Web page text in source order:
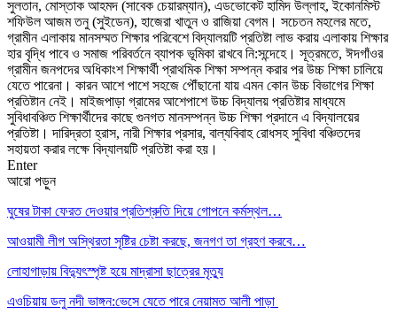
সুলতান, মোস্তাক আহমদ (সাবেক চেয়ারম্যান), এডভোকেট হামিদ উল্লাহ, ইকোনমিস্ট
শফিউল আজম তনু (সুইডেন), হাজেরা খাতুন ও রাজিয়া বেগম। সচেতন মহলের মতে,
গ্রামীন এলাকায় মানসম্মত শিক্ষার পরিবেশে বিদ্যালয়টি প্রতিষ্টা লাভ করায় এলাকায় শিক্ষার
হার বৃদ্ধি পাবে ও সমাজ পরিবর্তনে ব্যাপক ভূমিকা রাখবে নি:সন্দেহে। সূত্রমতে, ঈদগাঁওর
গ্রামীন জনপদের অধিকাংশ শিক্ষার্থী প্রাথমিক শিক্ষা সম্পন্ন করার পর উচ্চ শিক্ষা চালিয়ে
যেতে পারেনা। কারন আশে পাশে সহজে পৌঁছানো যায় এমন কোন উচ্চ বিভাগের শিক্ষা
প্রতিষ্টান নেই। মাইজপাড়া গ্রামের আশেপাশে উচ্চ বিদ্যালয় প্রতিষ্টার মাধ্যমে
সুবিধাবঞ্চিত শিক্ষার্থীদের কাছে গুনগত মানসম্পন্ন উচ্চ শিক্ষা প্রদানে এ বিদ্যালয়ের
প্রতিষ্টা। দারিদ্রতা হ্রাস, নারী শিক্ষার প্রসার, বাল্যবিবাহ রোধসহ সুবিধা বঞ্চিতদের
সহায়তা করার লক্ষে বিদ্যালয়টি প্রতিষ্টা করা হয়।
Enter
আরো পড়ুন
ঘুষের টাকা ফেরত দেওয়ার প্রতিশ্রুতি দিয়ে গোপনে কর্মস্থল…
আওয়ামী লীগ অস্থিরতা সৃষ্টির চেষ্টা করছে, জনগণ তা গ্রহণ করবে…
লোহাগাড়ায় বিদ্যুৎস্পৃষ্ট হয়ে মাদ্রাসা ছাত্রের মৃত্যু
এওচিয়ায় ডলু নদী ভাঙ্গন:ভেসে যেতে পারে নেয়ামত আলী পাড়া